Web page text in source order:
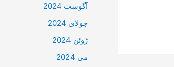
آگوست 2024
جولای 2024
ژوئن 2024
می 2024